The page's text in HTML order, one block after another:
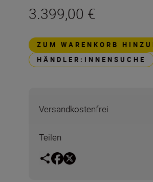
3.399,00 €
ZUM WARENKORB
HÄNDLER:INNENSUCHE
Versandkostenfrei
Teilen